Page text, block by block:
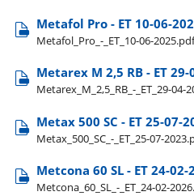
Metafol Pro - ET 10-06-
Metafol​_Pro​_-​_ET​_10-06-
Metarex M 2,5 RB - ET 29-
Metarex​_M​_2,5​_RB​_-​_ET​_29-04-
Metax 500 SC - ET 25-07-
Metax​_500​_SC​_-​_ET​_25-07-
Metcona 60 SL - ET 24-02-
Metcona​_60​_SL​_-​_ET​_24-02-